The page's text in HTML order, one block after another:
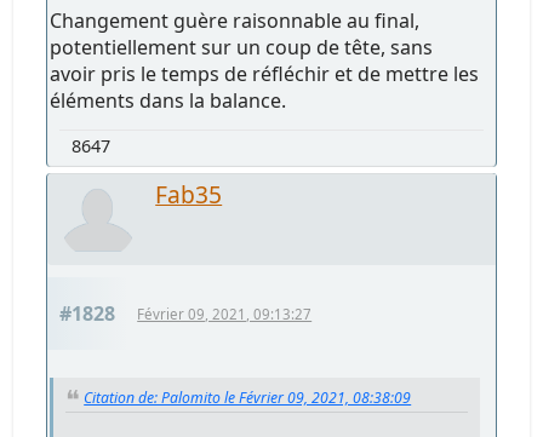
Changement guère raisonnable au final,
potentiellement sur un coup de tête, sans
avoir pris le temps de réfléchir et de mettre les
éléments dans la balance.
8647
Fab35
#1828 Février 09, 2021, 09:13:27
Citation de: Palomito le Février 09, 2021, 08:38:09